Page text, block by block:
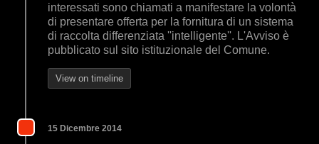
interessati sono chiamati a manifestare la volontà
di presentare offerta per la fornitura di un sistema
di raccolta differenziata ''intelligente''. L'Avviso è
pubblicato sul sito istituzionale del Comune.
View on timeline
15 Dicembre 2014